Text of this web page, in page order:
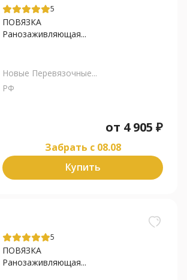
5
ПОВЯЗКА
Ранозаживляющая...
Новые Перевязочные...
РФ
от 4 905 ₽
Забрать c 08.08
Купить
5
ПОВЯЗКА
Ранозаживляющая...